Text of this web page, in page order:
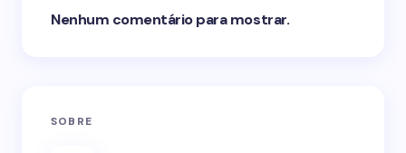
Nenhum comentário para mostrar.
SOBRE